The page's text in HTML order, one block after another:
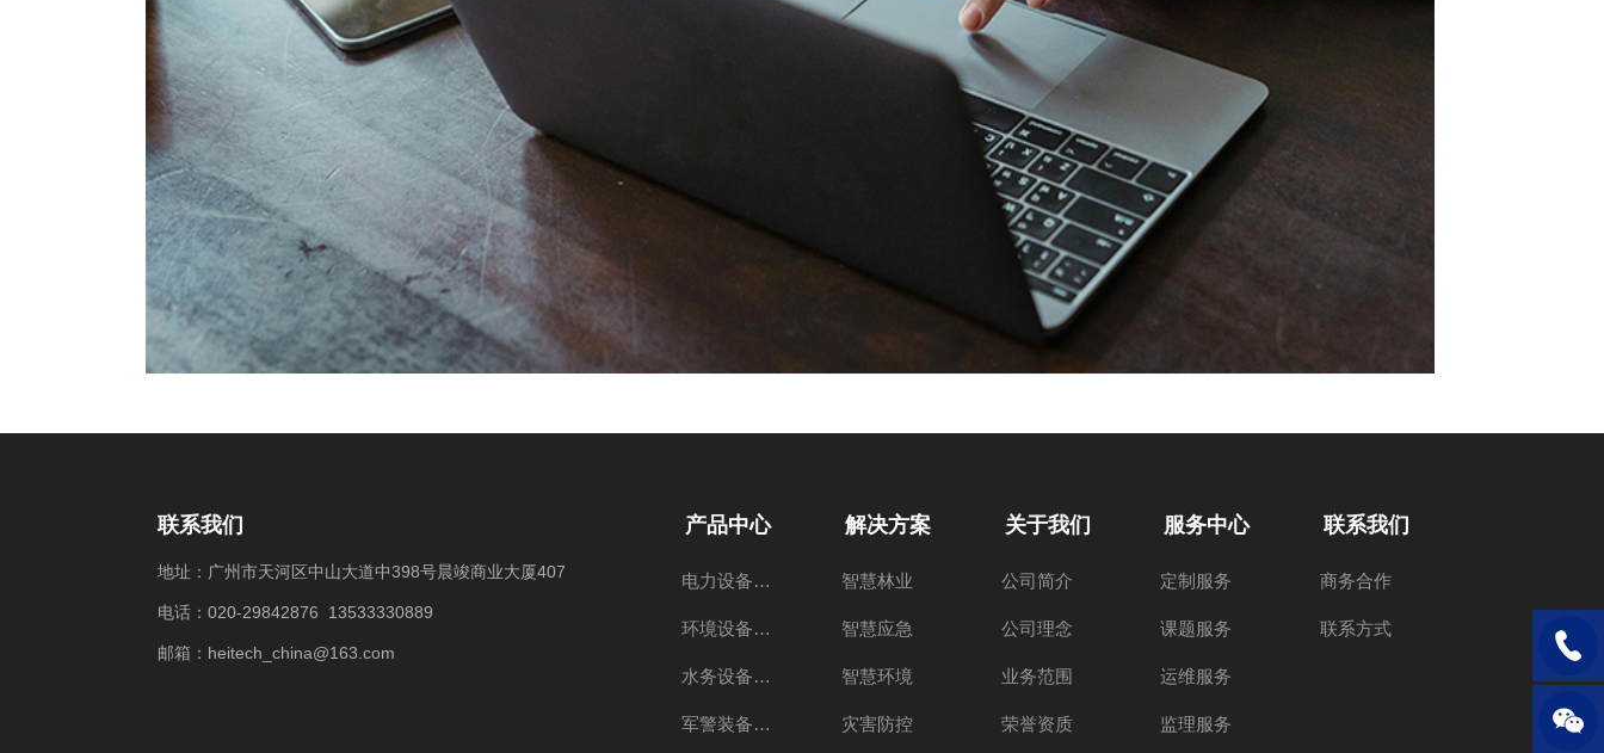
联系我们
地址：广州市天河区中山大道中398号晨竣商业大厦407
电话：020-29842876 13533330889
邮箱：heitech_china@163.com
产品中心
电力设备产品
环境设备产品
水务设备产品
军警装备产品
解决方案
智慧林业
智慧应急
智慧环境
灾害防控
关于我们
公司简介
公司理念
业务范围
荣誉资质
服务中心
定制服务
课题服务
运维服务
监理服务
联系我们
商务合作
联系方式
电话